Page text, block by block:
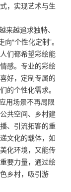
，实现艺术与生
越追求独特、
“个性化定制”。
们都希望彩绘能
感。专业的彩绘
好，定制专属的
的个性化需求。
用场景不再局限
共空间、乡村建
、引流拓客的重
文化的载体，如
化环境，又能传
要力量，通过绘
乡村，吸引游